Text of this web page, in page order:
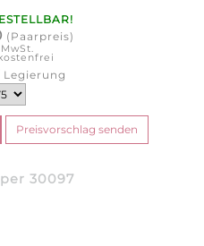
(Paarpreis)
30097